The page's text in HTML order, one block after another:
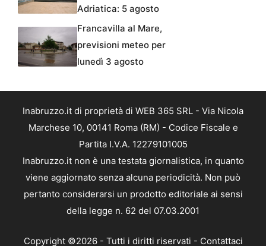
Adriatica: 5 agosto
Francavilla al Mare,
previsioni meteo per
lunedì 3 agosto
Inabruzzo.it di proprietà di WEB 365 SRL - Via Nicola
Marchese 10, 00141 Roma (RM) - Codice Fiscale e
Partita I.V.A. 12279101005
Inabruzzo.it non è una testata giornalistica, in quanto
viene aggiornato senza alcuna periodicità. Non può
pertanto considerarsi un prodotto editoriale ai sensi
della legge n. 62 del 07.03.2001
Copyright ©2026 - Tutti i diritti riservati - Contattaci